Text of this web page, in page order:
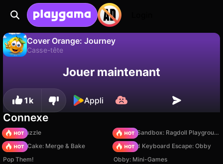
Cover Orange: Journey
Casse-tête
progression !
Non Enregistrer
Jouer maintenant
1k Appli
Connexe
Arrow Puzzle
Sprunki Sandbox: Ragdoll Playground Mode
Piece of Cake: Merge & Bake
+1 Speed Keyboard Escape: Obby
Pop Them!
Obby: Mini-Games